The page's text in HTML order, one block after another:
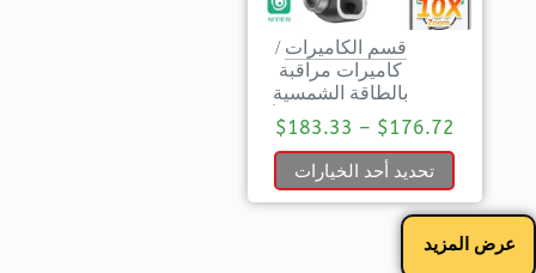
قسم الكاميرات /
كاميرات مراقبة
بالطاقة الشمسية
$176.72
–
$183.33
تحديد أحد الخيارات
عرض المزيد